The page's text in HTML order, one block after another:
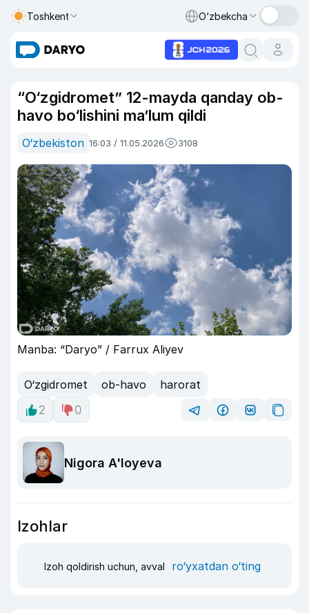
Toshkent O‘zbekcha
“O‘zgidromet” 12-mayda qanday ob-
havo bo‘lishini ma’lum qildi
O‘zbekiston 16:03 / 11.05.2026 3108
Manba: “Daryo” / Farrux Aliyev
O‘zgidromet ob-havo
harorat
2
0
Nigora A'loyeva
Izohlar
Izoh qoldirish uchun, avval ro‘yxatdan o‘ting